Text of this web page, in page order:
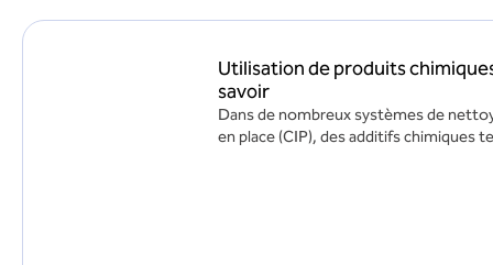
Utilisation de produits
savoir
Dans de nombreux systèmes de
en place (CIP), des additifs chimiques